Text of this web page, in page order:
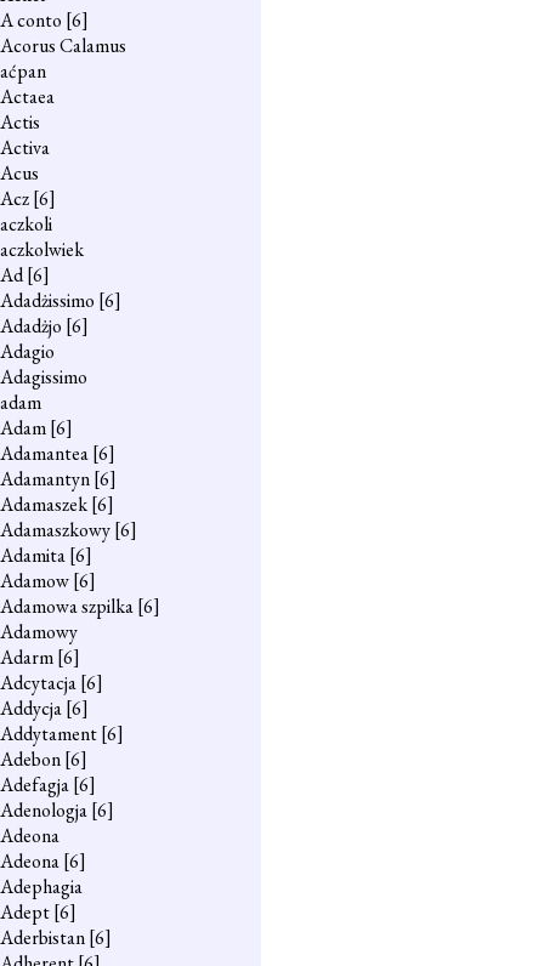
A conto [6]
Acorus Calamus
aćpan
Actaea
Actis
Activa
Acus
Acz[6]
aczkoli
aczkolwiek
Ad[6]
Adadżissimo [6]
Adadżjo [6]
Adagio
Adagissimo
adam
Adam[6]
Adamantea[6]
Adamantyn[6]
Adamaszek[6]
Adamaszkowy[6]
Adamita[6]
Adamow[6]
Adamowa szpilka[6]
Adamowy
Adarm[6]
Adcytacja[6]
Addycja[6]
Addytament[6]
Adebon[6]
Adefagja[6]
Adenologja[6]
Adeona
Adeona[6]
Adephagia
Adept[6]
Aderbistan[6]